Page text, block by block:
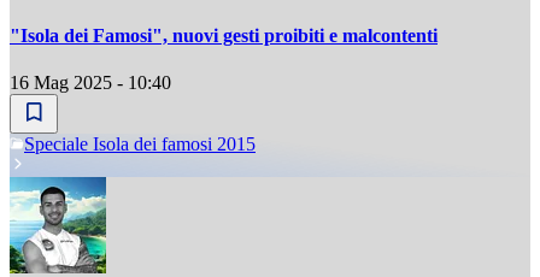
"Isola dei Famosi", nuovi gesti proibiti e malcontenti
16 Mag 2025 - 10:40
Speciale Isola dei famosi 2015